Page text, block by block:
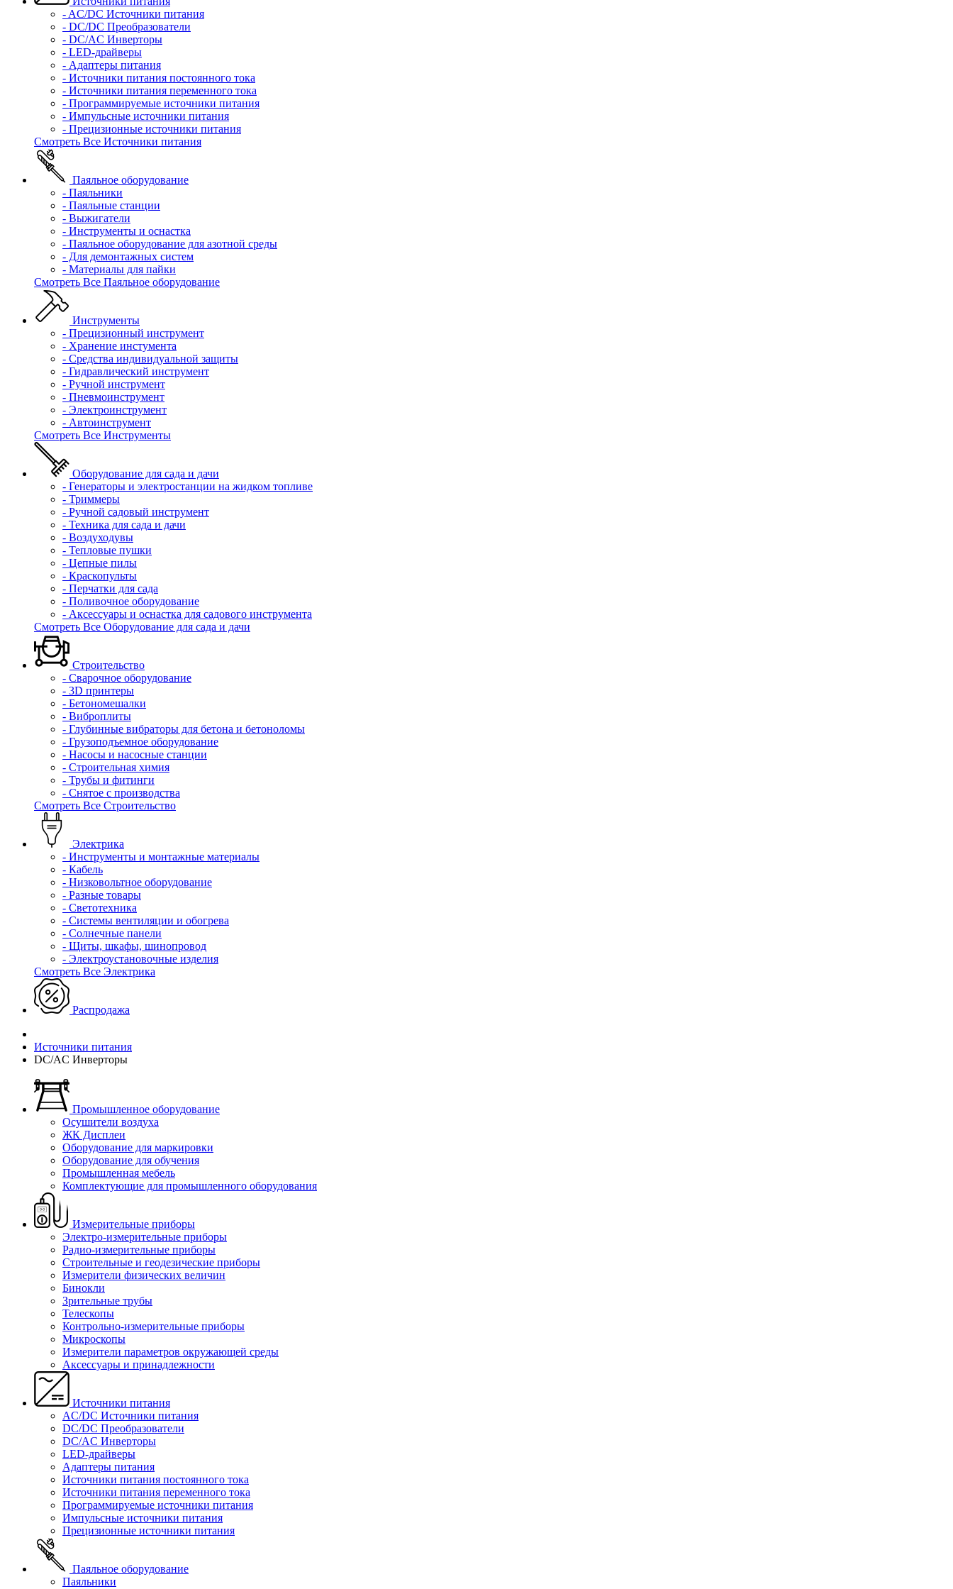
- AC/DC Источники питания
- DC/DC Преобразователи
- DC/AC Инверторы
- LED-драйверы
- Адаптеры питания
- Источники питания постоянного тока
- Источники питания переменного тока
- Программируемые источники питания
- Импульсные источники питания
- Прецизионные источники питания
Смотреть Все Источники питания
Паяльное оборудование
- Паяльники
- Паяльные станции
- Выжигатели
- Инструменты и оснастка
- Паяльное оборудование для азотной среды
- Для демонтажных систем
- Материалы для пайки
Смотреть Все Паяльное оборудование
Инструменты
- Прецизионный инструмент
- Хранение инстумента
- Средства индивидуальной защиты
- Гидравлический инструмент
- Ручной инструмент
- Пневмоинструмент
- Электроинструмент
- Автоинструмент
Смотреть Все Инструменты
Оборудование для сада и дачи
- Генераторы и электростанции на жидком топливе
- Триммеры
- Ручной садовый инструмент
- Техника для сада и дачи
- Воздуходувы
- Тепловые пушки
- Цепные пилы
- Краскопульты
- Перчатки для сада
- Поливочное оборудование
- Аксессуары и оснастка для садового инструмента
Смотреть Все Оборудование для сада и дачи
Строительство
- Сварочное оборудование
- 3D принтеры
- Бетономешалки
- Виброплиты
- Глубинные вибраторы для бетона и бетоноломы
- Грузоподъемное оборудование
- Насосы и насосные станции
- Строительная химия
- Трубы и фитинги
- Снятое с производства
Смотреть Все Строительство
Электрика
- Инструменты и монтажные материалы
- Кабель
- Низковольтное оборудование
- Разные товары
- Светотехника
- Системы вентиляции и обогрева
- Солнечные панели
- Щиты, шкафы, шинопровод
- Электроустановочные изделия
Смотреть Все Электрика
Распродажа
Источники питания
DC/AC Инверторы
Промышленное оборудование
Осушители воздуха
ЖК Дисплеи
Оборудование для маркировки
Оборудование для обучения
Промышленная мебель
Комплектующие для промышленного оборудования
Измерительные приборы
Электро-измерительные приборы
Радио-измерительные приборы
Строительные и геодезические приборы
Измерители физических величин
Бинокли
Зрительные трубы
Телескопы
Контрольно-измерительные приборы
Микроскопы
Измерители параметров окружающей среды
Аксессуары и принадлежности
Источники питания
AC/DC Источники питания
DC/DC Преобразователи
DC/AC Инверторы
LED-драйверы
Адаптеры питания
Источники питания постоянного тока
Источники питания переменного тока
Программируемые источники питания
Импульсные источники питания
Прецизионные источники питания
Паяльное оборудование
Паяльники